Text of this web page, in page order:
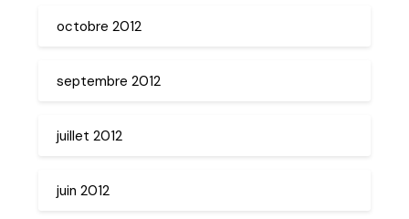
octobre 2012
septembre 2012
juillet 2012
juin 2012